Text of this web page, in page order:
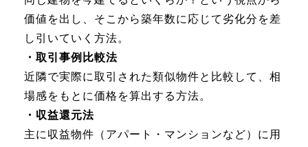
価値を出し、そこから築年数に応じて劣化分を差
し引いていく方法。
・取引事例比較法
近隣で実際に取引された類似物件と比較して、相
場感をもとに価格を算出する方法。
・収益還元法
主に収益物件（アパート・マンションなど）に用